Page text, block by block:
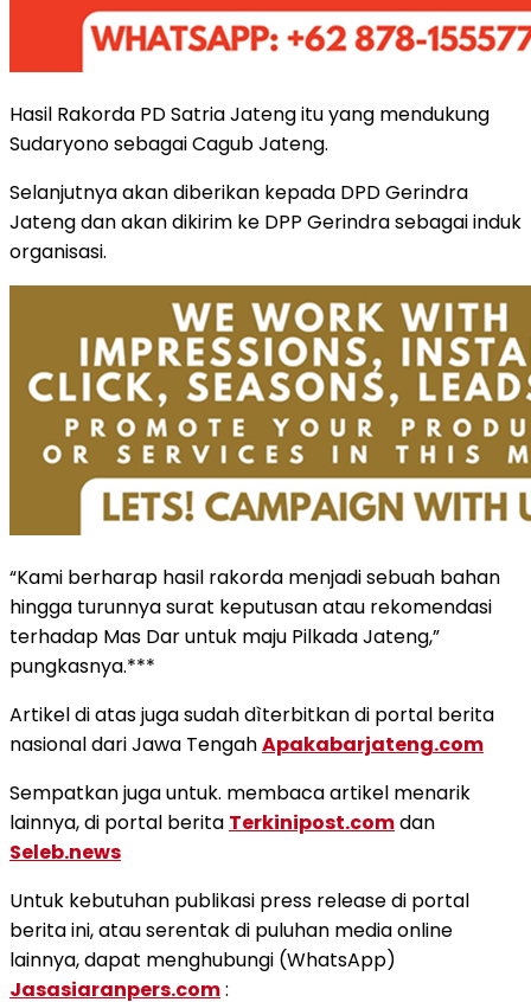
Hasil Rakorda PD Satria Jateng itu yang mendukung
Sudaryono sebagai Cagub Jateng.
Selanjutnya akan diberikan kepada DPD Gerindra
Jateng dan akan dikirim ke DPP Gerindra sebagai induk
organisasi.
“Kami berharap hasil rakorda menjadi sebuah bahan
hingga turunnya surat keputusan atau rekomendasi
terhadap Mas Dar untuk maju Pilkada Jateng,”
pungkasnya.***
Artikel di atas juga sudah dìterbitkan di portal berita
nasional dari Jawa TengahApakabarjateng.com
Sempatkan juga untuk. membaca artikel menarik
lainnya, di portal berita Terkinipost.comdan
Seleb.news
Untuk kebutuhan publikasi press release di portal
berita ini, atau serentak di puluhan media online
lainnya, dapat menghubungi (WhatsApp)
Jasasiaranpers.com: